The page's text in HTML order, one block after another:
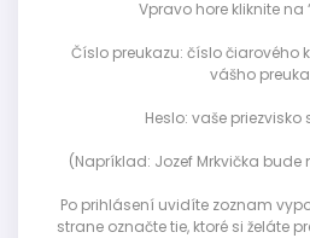
Vpravo hore kliknite na
Číslo preukazu: číslo čiarového
vášho
Heslo: vaše priezvisko
(Napríklad: Jozef Mrkvička bude
Po prihlásení uvidíte zoznam
strane označte tie, ktoré si želáte